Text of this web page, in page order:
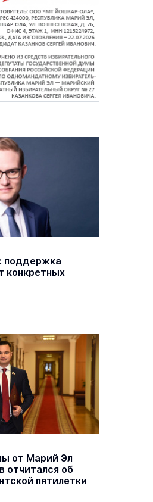
поддержка
конкретных
от Марий Эл
отчитался об
пятилетки